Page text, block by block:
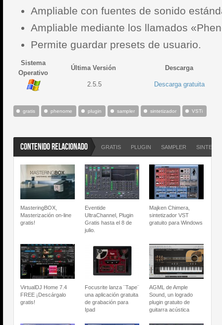
Ampliable con fuentes de sonido
Ampliable mediante los llamados
Permite guardar presets de usuario.
Sistema
Operativo
Última Versión Descarga
2.5.5 Descarga gratuita
gratis phenome plugin sampler sintetizador VSTi
CONTENIDO RELACIONADO GRATIS PLUGIN SAMPLER
MasteringBOX,
Masterización on-line
gratis!
Eventide
UltraChannel, Plugin
Gratis hasta el 8 de
julio.
Majken Chimera,
sintetizador VST
gratuito para Windows
VirtualDJ Home 7.4
FREE ¡Descárgalo
gratis!
Focusrite lanza ¨Tape¨
una aplicación gratuita
de grabación para
Ipad
AGML de Ample
Sound, un logrado
plugin gratuito de
guitarra acústica